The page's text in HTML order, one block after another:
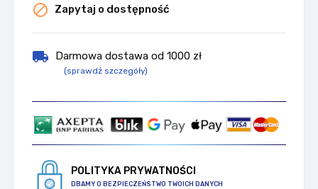
 Zapytaj o dostępność
local_shipping Darmowa dostawa od 1000 zł
(sprawdź szczegóły)
POLITYKA PRYWATNOŚCI
DBAMY O BEZPIECZEŃSTWO TWOICH DANYCH